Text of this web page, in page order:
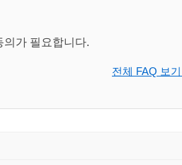
여 개선할 수 있다.
당해 임원에 대하여 그 서면을 송
의가 필요합니다.
전체 FAQ 보